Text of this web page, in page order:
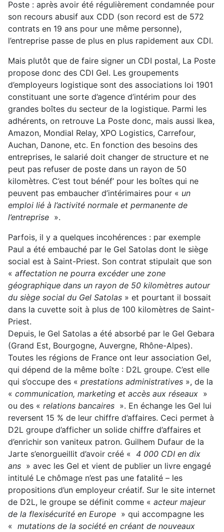
Poste : après avoir été régulièrement condamnée pour
son recours abusif aux CDD (son record est de 572
contrats en 19 ans pour une même personne),
l’entreprise passe de plus en plus rapidement aux CDI.
Mais plutôt que de faire signer un CDI postal, La Poste
propose donc des CDI Gel. Les groupements
d’employeurs logistique sont des associations loi 1901
constituant une sorte d’agence d’intérim pour des
grandes boîtes du secteur de la logistique. Parmi les
adhérents, on retrouve La Poste donc, mais aussi Ikea,
Amazon, Mondial Relay, XPO Logistics, Carrefour,
Auchan, Danone, etc. En fonction des besoins des
entreprises, le salarié doit changer de structure et ne
peut pas refuser de poste dans un rayon de 50
kilomètres. C’est tout bénéf’ pour les boîtes qui ne
peuvent pas embaucher d’intérimaires pour « un
emploi lié à l’activité normale et permanente de
l’entreprise ».
Parfois, il y a quelques incohérences : par exemple
Paul a été embauché par le Gel Satolas dont le siège
social est à Saint-Priest. Son contrat stipulait que son
« affectation ne pourra excéder une zone
géographique dans un rayon de 50 kilomètres autour
du siège social du Gel Satolas » et pourtant il bossait
dans la cuvette soit à plus de 100 kilomètres de Saint-
Priest.
Depuis, le Gel Satolas a été absorbé par le Gel Gebara
(Grand Est, Bourgogne, Auvergne, Rhône-Alpes).
Toutes les régions de France ont leur association Gel,
qui dépend de la même boîte : D2L groupe. C’est elle
qui s’occupe des « prestations administratives », de la
« communication, marketing et accès aux réseaux »
ou des « relations bancaires ». En échange les Gel lui
reversent 15 % de leur chiffre d’affaires. Ceci permet à
D2L groupe d’afficher un solide chiffre d’affaires et
d’enrichir son vaniteux patron. Guilhem Dufaur de la
Jarte s’enorgueillit d’avoir créé « 4 000 CDI en dix
ans » avec les Gel et vient de publier un livre engagé
intitulé Le chômage n’est pas une fatalité – les
propositions d’un employeur créatif. Sur le site internet
de D2L, le groupe se définit comme « acteur majeur
de la flexisécurité en Europe » qui accompagne les
« mutations de la société en créant de nouveaux